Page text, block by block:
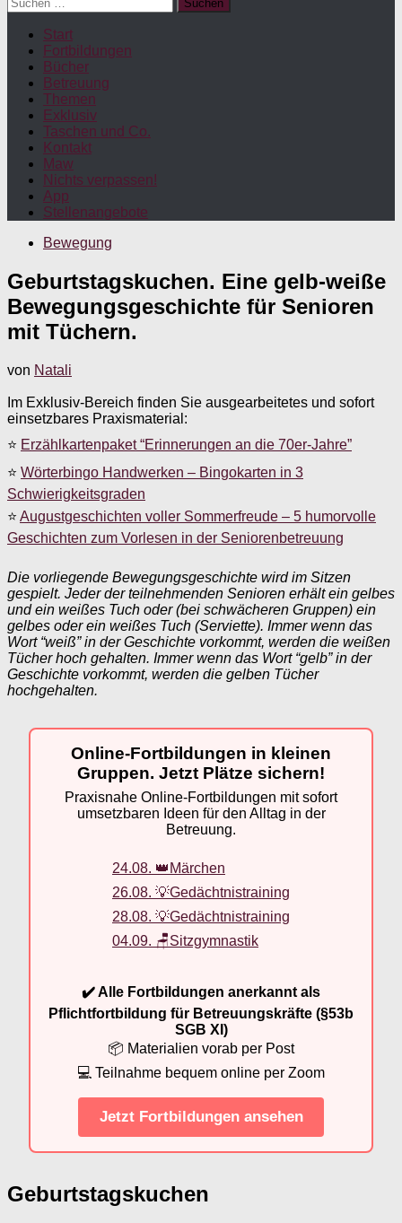
nach:
Start
Fortbildungen
Bücher
Betreuung
Themen
Exklusiv
Taschen und Co.
Kontakt
Maw
Nichts verpassen!
App
Stellenangebote
Bewegung
Geburtstagskuchen. Eine gelb-weiße
Bewegungsgeschichte für Senioren
mit Tüchern.
von Natali
Im Exklusiv-Bereich finden Sie ausgearbeitetes und sofort
einsetzbares Praxismaterial:
⭐ Erzählkartenpaket “Erinnerungen an die 70er-Jahre”
⭐ Wörterbingo Handwerken – Bingokarten in 3
Schwierigkeitsgraden
⭐ Augustgeschichten voller Sommerfreude – 5 humorvolle
Geschichten zum Vorlesen in der Seniorenbetreuung
Die vorliegende Bewegungsgeschichte wird im Sitzen
gespielt. Jeder der teilnehmenden Senioren erhält ein gelbes
und ein weißes Tuch oder (bei schwächeren Gruppen) ein
gelbes oder ein weißes Tuch (Serviette). Immer wenn das
Wort “weiß” in der Geschichte vorkommt, werden die weißen
Tücher hoch gehalten. Immer wenn das Wort “gelb” in der
Geschichte vorkommt, werden die gelben Tücher
hochgehalten.
Online-Fortbildungen in kleinen
Gruppen. Jetzt Plätze sichern!
Praxisnahe Online-Fortbildungen mit sofort
umsetzbaren Ideen für den Alltag in der
Betreuung.
24.08. 👑Märchen
26.08. 💡Gedächtnistraining
28.08. 💡Gedächtnistraining
04.09. 🪑Sitzgymnastik
✔️ Alle Fortbildungen anerkannt als
Pflichtfortbildung für Betreuungskräfte (§53b
SGB XI)
📦 Materialien vorab per Post
💻 Teilnahme bequem online per Zoom
Jetzt Fortbildungen ansehen
Geburtstagskuchen